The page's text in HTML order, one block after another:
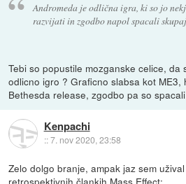
Andromeda je odlična igra, ki so jo
razvijati in zgodbo napol spacali
Tebi so popustile mozganske celice, da
odlicno igro ? Graficno slabsa kot ME3,
Bethesda release, zgodbo pa so
Kenpachi
::7. nov 2020, 23:58
Zelo dolgo branje, ampak jaz sem
retrospektivnih člankih Mass Effect: